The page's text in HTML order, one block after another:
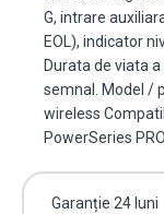
G, intrare
EOL), indicator
Durata de viata
semnal. Model /
wireless
PowerSeries
Garanție 24 luni